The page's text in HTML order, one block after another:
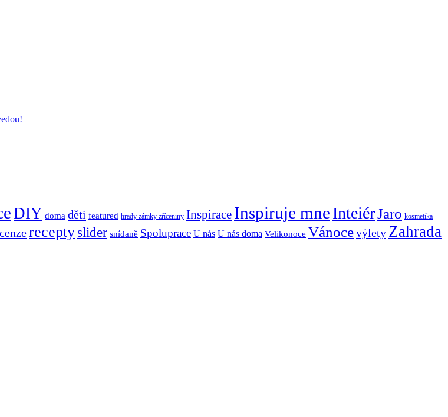
DIY doma děti featured hrady zámky zříceniny Inspirace Inspiruje mneInteiérJaro kosmetika
recepty slider snídaně Spoluprace U nás U nás doma Velikonoce Vánocevýlety Zahrada